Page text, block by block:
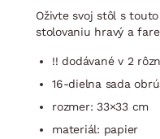
Oživte svoj stôl s
stolovaniu hravý a
!! dodávané v 2
16-dielna sada
rozmer: 33×33 cm
materiál: papier